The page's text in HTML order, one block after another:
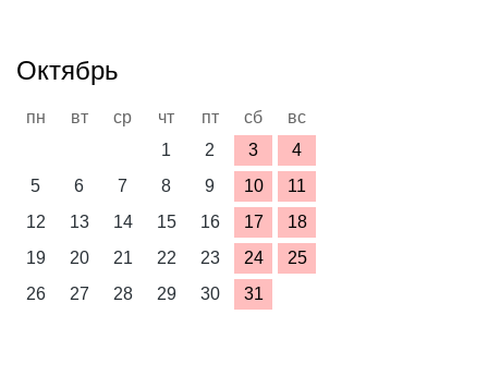
Октябрь
пн вт ср чт пт сб
вс
1
2 3
4
5
6 7 8 9 10
11
12
13 14 15 16 17
18
19
20 21 22 23 24
25
26
27 28 29 30 31